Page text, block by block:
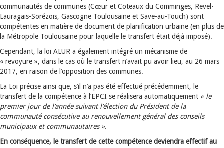
communautés de communes (Cœur et Coteaux du Comminges, Revel-
Lauragais-Sorézois, Gascogne Toulousaine et Save-au-Touch) sont
compétentes en matière de document de planification urbaine (en plus de
la Métropole Toulousaine pour laquelle le transfert était déjà imposé).
Cependant, la loi ALUR a également intégré un mécanisme de
« revoyure », dans le cas où le transfert n’avait pu avoir lieu, au 26 mars
2017, en raison de l’opposition des communes.
La Loi précise ainsi que, s’il n’a pas été effectué précédemment, le
transfert de la compétence à l’EPCI se réalisera automatiquement « le
premier jour de l’année suivant l’élection du Président de la
communauté consécutive au renouvellement général des conseils
municipaux et communautaires ».
En conséquence, le transfert de cette compétence deviendra effectif au